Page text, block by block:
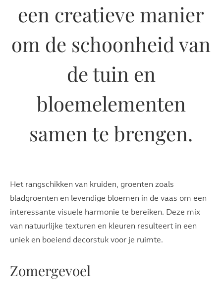
een creatieve manier
om de schoonheid van
de tuin en
bloemelementen
samen te brengen.
Het rangschikken van kruiden, groenten zoals
bladgroenten en levendige bloemen in de vaas om een
interessante visuele harmonie te bereiken. Deze mix
van natuurlijke texturen en kleuren resulteert in een
uniek en boeiend decorstuk voor je ruimte.
Zomergevoel